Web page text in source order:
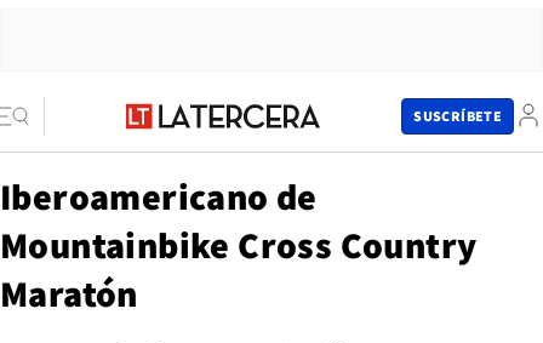
SUSCRÍBETE
Iberoamericano de
Mountainbike Cross Country
Maratón